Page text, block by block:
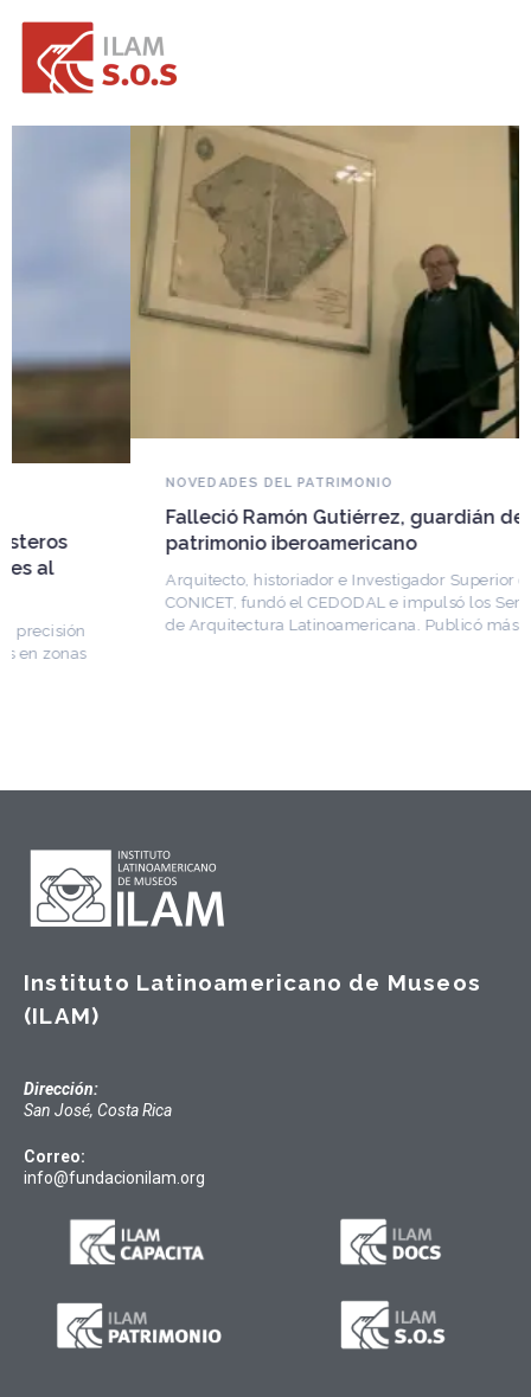
NOVEDADES DEL PATRIMONIO
Falleció Ramón Gutiérrez, guardián del
patrimonio iberoamericano
Arquitecto, historiador e Investigador Superior del
CONICET, fundó el CEDODAL e impulsó los Seminarios
de Arquitectura Latinoamericana. Publicó más de
Instituto Latinoamericano de Museos
(ILAM)
Dirección:
San José, Costa Rica
Correo:
info@fundacionilam.org